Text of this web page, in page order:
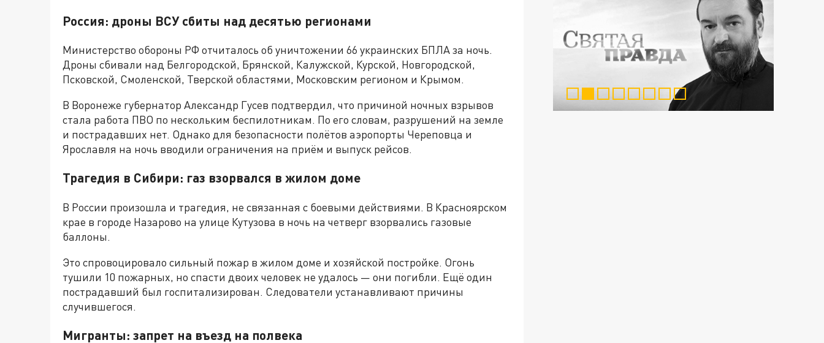
Россия: дроны ВСУ сбиты над десятью регионами
Министерство обороны РФ отчиталось об уничтожении 66 украинских БПЛА за ночь.
Дроны сбивали над Белгородской, Брянской, Калужской, Курской, Новгородской,
Псковской, Смоленской, Тверской областями, Московским регионом и Крымом.
В Воронеже губернатор Александр Гусев подтвердил, что причиной ночных взрывов
стала работа ПВО по нескольким беспилотникам. По его словам, разрушений на земле
и пострадавших нет. Однако для безопасности полётов аэропорты Череповца и
Ярославля на ночь вводили ограничения на приём и выпуск рейсов.
Трагедия в Сибири: газ взорвался в жилом доме
В России произошла и трагедия, не связанная с боевыми действиями. В Красноярском
крае в городе Назарово на улице Кутузова в ночь на четверг взорвались газовые
баллоны.
Это спровоцировало сильный пожар в жилом доме и хозяйской постройке. Огонь
тушили 10 пожарных, но спасти двоих человек не удалось — они погибли. Ещё один
пострадавший был госпитализирован. Следователи устанавливают причины
случившегося.
Мигранты: запрет на въезд на полвека